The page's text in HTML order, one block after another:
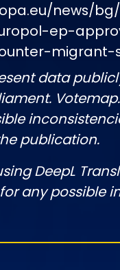
news/
ep-
migrant-
data
publication.
DeepL
any possible